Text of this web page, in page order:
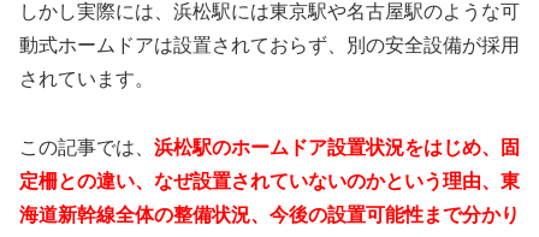
しかし実際には、浜松駅には東京駅や名古屋駅のような可
動式ホームドアは設置されておらず、別の安全設備が採用
されています。
この記事では、 浜松駅のホームドア設置状況をはじめ、固
定柵との違い、なぜ設置されていないのかという理由、東
海道新幹線全体の整備状況、今後の設置可能性まで分かり